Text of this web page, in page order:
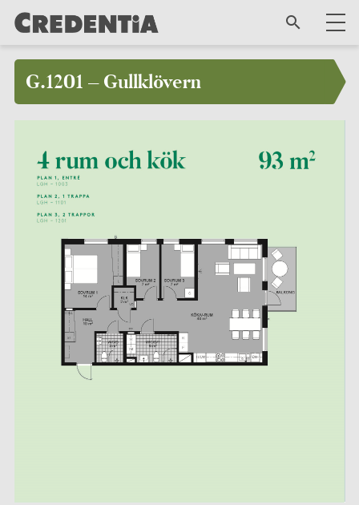
G.1201 – Gullklövern